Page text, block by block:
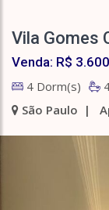
Vila Gomes
Venda: R$
4 Dorm(s)
São Paulo |